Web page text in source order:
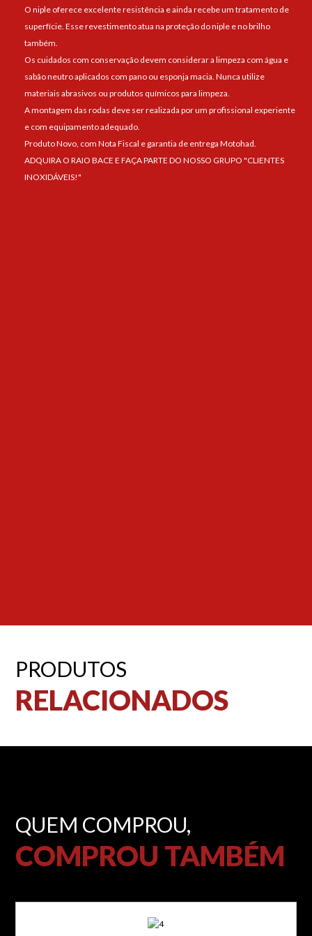
O niple oferece excelente resistência e ainda recebe um tratamento de
superfície. Esse revestimento atua na proteção do niple e no brilho
também.
Os cuidados com conservação devem considerar a limpeza com água e
sabão neutro aplicados com pano ou esponja macia. Nunca utilize
materiais abrasivos ou produtos químicos para limpeza.
A montagem das rodas deve ser realizada por um profissional experiente
e com equipamento adequado.
Produto Novo, com Nota Fiscal e garantia de entrega Motohad.
ADQUIRA O RAIO BACE E FAÇA PARTE DO NOSSO GRUPO "CLIENTES
INOXIDÁVEIS!"
PRODUTOS
RELACIONADOS
QUEM COMPROU,
COMPROU TAMBÉM